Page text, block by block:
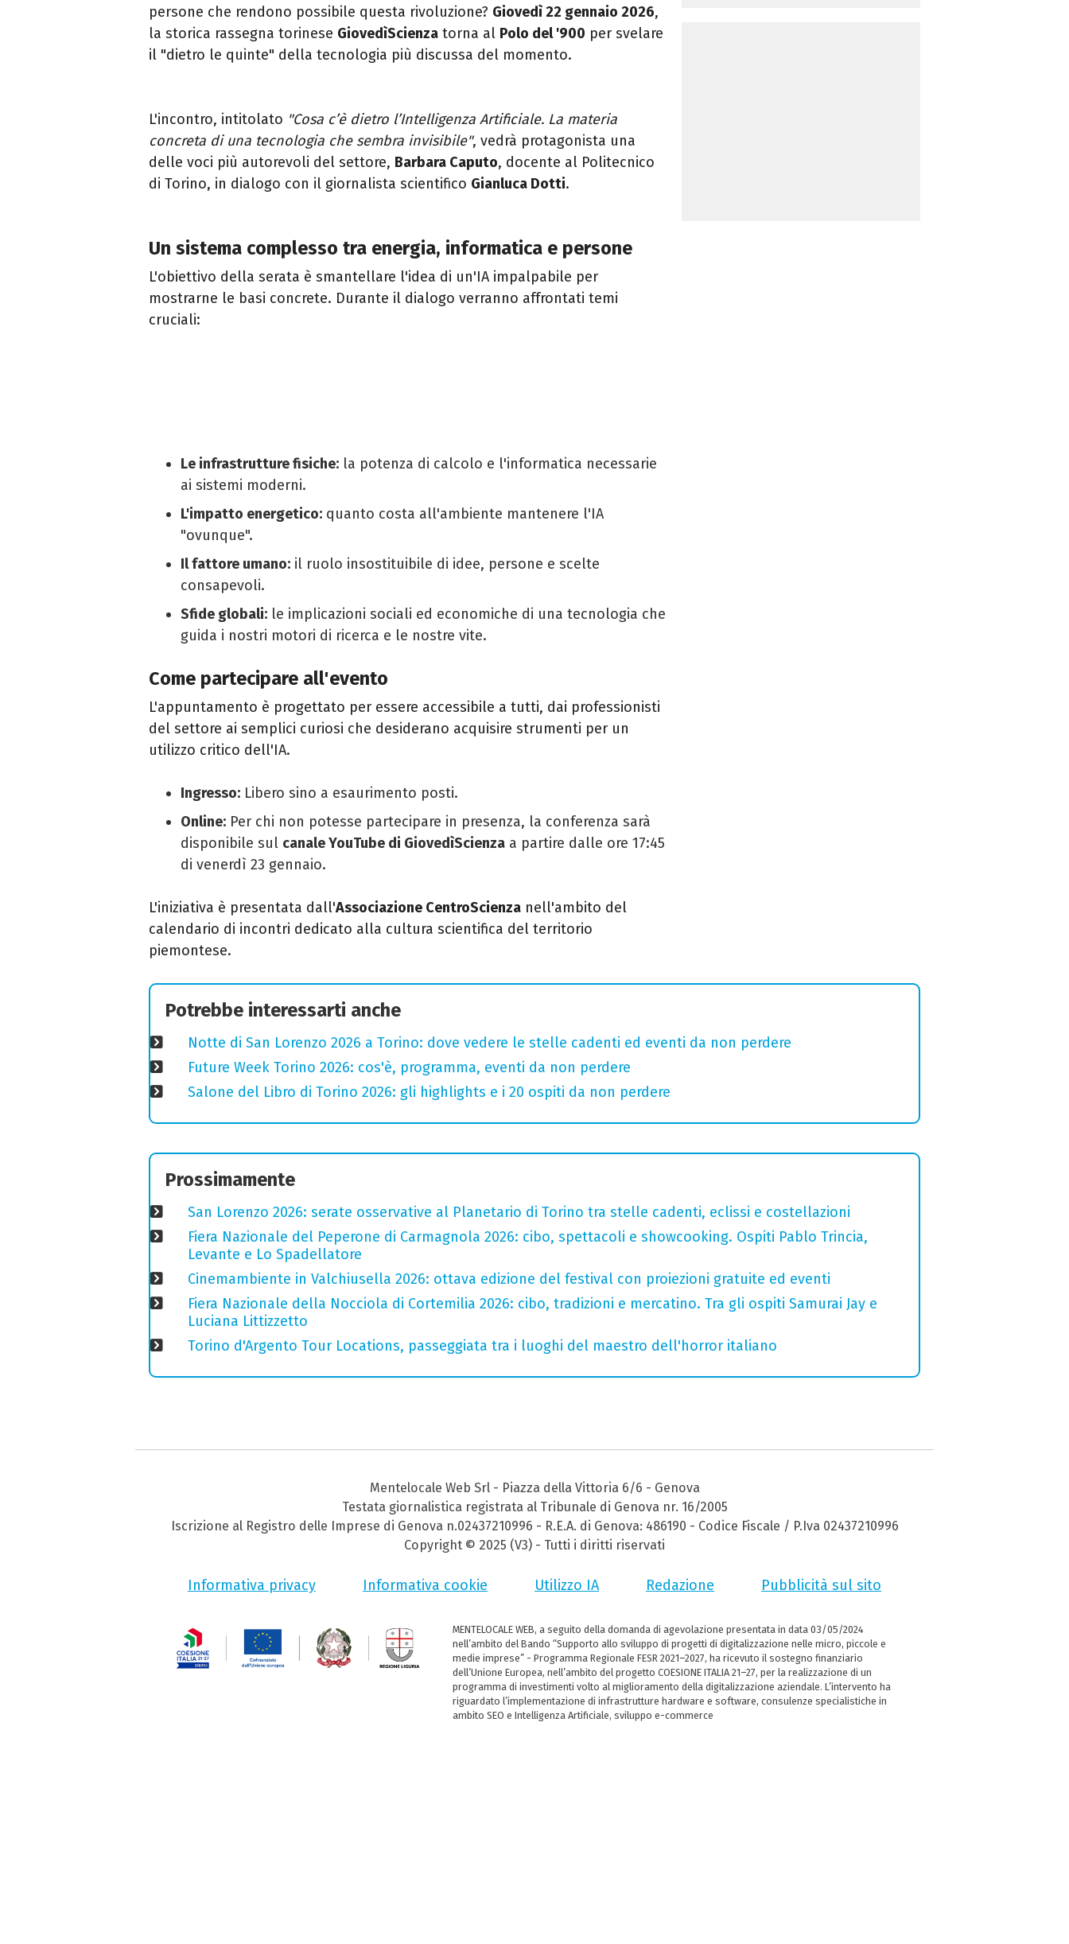
persone che rendono possibile questa rivoluzione? Giovedì 22 gennaio 2026,
la storica rassegna torinese GiovedìScienza torna al Polo del '900 per svelare
il "dietro le quinte" della tecnologia più discussa del momento.
L'incontro, intitolato "Cosa c’è dietro l’Intelligenza Artificiale. La materia
concreta di una tecnologia che sembra invisibile", vedrà protagonista una
delle voci più autorevoli del settore, Barbara Caputo, docente al Politecnico
di Torino, in dialogo con il giornalista scientifico Gianluca Dotti.
Un sistema complesso tra energia, informatica e persone
L'obiettivo della serata è smantellare l'idea di un'IA impalpabile per
mostrarne le basi concrete. Durante il dialogo verranno affrontati temi
cruciali:
Le infrastrutture fisiche: la potenza di calcolo e l'informatica necessarie
ai sistemi moderni.
L'impatto energetico: quanto costa all'ambiente mantenere l'IA
"ovunque".
Il fattore umano: il ruolo insostituibile di idee, persone e scelte
consapevoli.
Sfide globali: le implicazioni sociali ed economiche di una tecnologia che
guida i nostri motori di ricerca e le nostre vite.
Come partecipare all'evento
L'appuntamento è progettato per essere accessibile a tutti, dai professionisti
del settore ai semplici curiosi che desiderano acquisire strumenti per un
utilizzo critico dell'IA.
Ingresso: Libero sino a esaurimento posti.
Online: Per chi non potesse partecipare in presenza, la conferenza sarà
disponibile sul canale YouTube di GiovedìScienza a partire dalle ore 17:45
di venerdì 23 gennaio.
L'iniziativa è presentata dall'Associazione CentroScienza nell'ambito del
calendario di incontri dedicato alla cultura scientifica del territorio
piemontese.
Potrebbe interessarti anche
Notte di San Lorenzo 2026 a Torino: dove vedere le stelle cadenti ed eventi da non perdere
Future Week Torino 2026: cos'è, programma, eventi da non perdere
Salone del Libro di Torino 2026: gli highlights e i 20 ospiti da non perdere
Prossimamente
San Lorenzo 2026: serate osservative al Planetario di Torino tra stelle cadenti, eclissi e costellazioni
Fiera Nazionale del Peperone di Carmagnola 2026: cibo, spettacoli e showcooking. Ospiti Pablo Trincia,
Levante e Lo Spadellatore
Cinemambiente in Valchiusella 2026: ottava edizione del festival con proiezioni gratuite ed eventi
Fiera Nazionale della Nocciola di Cortemilia 2026: cibo, tradizioni e mercatino. Tra gli ospiti Samurai Jay e
Luciana Littizzetto
Torino d'Argento Tour Locations, passeggiata tra i luoghi del maestro dell'horror italiano
Mentelocale Web Srl - Piazza della Vittoria 6/6 - Genova
Testata giornalistica registrata al Tribunale di Genova nr. 16/2005
Iscrizione al Registro delle Imprese di Genova n.02437210996 - R.E.A. di Genova: 486190 - Codice Fiscale / P.Iva 02437210996
Copyright © 2025 (V3) - Tutti i diritti riservati
Informativa privacy Informativa cookie Utilizzo IA Redazione Pubblicità sul sito
MENTELOCALE WEB, a seguito della domanda di agevolazione presentata in data 03/05/2024
nell’ambito del Bando “Supporto allo sviluppo di progetti di digitalizzazione nelle micro, piccole e
medie imprese” - Programma Regionale FESR 2021–2027, ha ricevuto il sostegno finanziario
dell’Unione Europea, nell’ambito del progetto COESIONE ITALIA 21–27, per la realizzazione di un
programma di investimenti volto al miglioramento della digitalizzazione aziendale. L’intervento ha
riguardato l’implementazione di infrastrutture hardware e software, consulenze specialistiche in
ambito SEO e Intelligenza Artificiale, sviluppo e-commerce